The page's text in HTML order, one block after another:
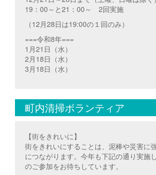
19：00～と21：00～ 2回実施
（12月28日は19:00の１回のみ）
===令和8年===
1月21日（水）
2月18日（水）
3月18日（水）
町内清掃ボランティア
【街をきれいに】
街をきれいにすることは、泥棒や災害に
につながります。今年も下記の通り実施
のご参加をお待ちしています。